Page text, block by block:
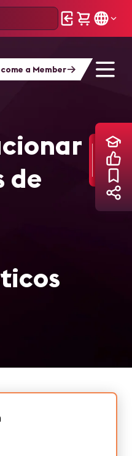
a Member
de